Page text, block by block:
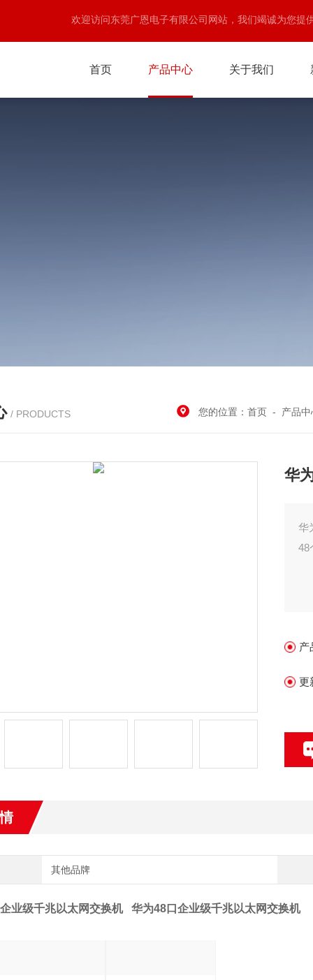
欢迎访问东莞广恩电子有限公司网站，我们竭诚为您提
首页 产品中心 关于我们
/ PRODUCTS 您的位置：首页 - 产品中
华
华
48
产
更
其他品牌
业级千兆以太网交换机 华为48口企业级千兆以太网交换机